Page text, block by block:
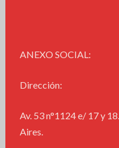
ANEXO SOCIAL:
Dirección:
Av. 53 n°1124 e/ 17 y
Aires.